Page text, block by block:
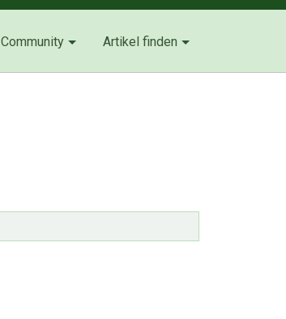
Community Artikel finden